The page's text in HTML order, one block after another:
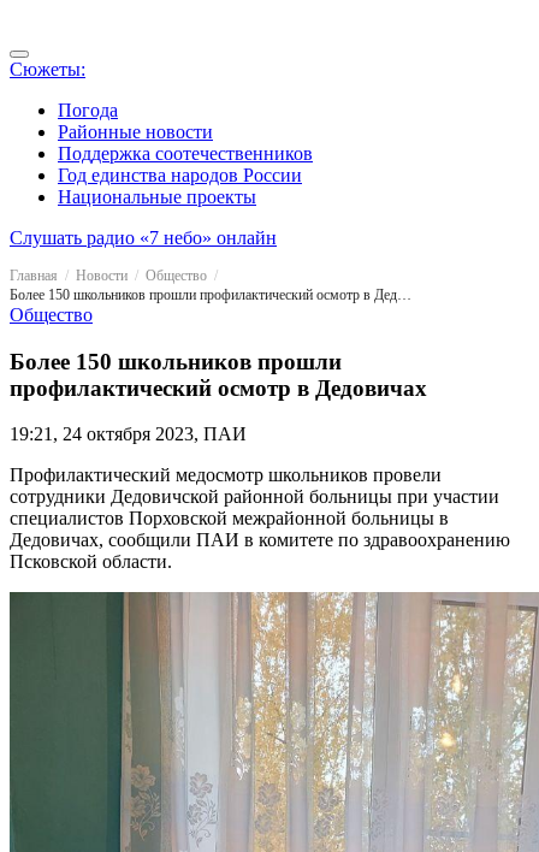
Сюжеты:
Погода
Районные новости
Поддержка соотечественников
Год единства народов России
Национальные проекты
Слушать радио «7 небо» онлайн
Главная Новости
Общество
Более 150 школьников прошли профилактический осмотр в Дедовичах
Общество
Более 150 школьников прошли
профилактический осмотр в Дедовичах
19:21, 24 октября 2023, ПАИ
Профилактический медосмотр школьников провели
сотрудники Дедовичской районной больницы при участии
специалистов Порховской межрайонной больницы в
Дедовичах, сообщили ПАИ в комитете по здравоохранению
Псковской области.